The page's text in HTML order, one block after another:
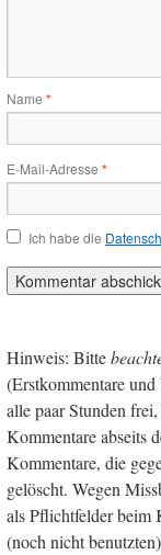
Name *
E-Mail-Adresse *
Ich habe die
Hinweis: Bitte
(Erstkommentare
alle paar Stunden
Kommentare abseits
Kommentare, die
gelöscht. Wegen
als Pflichtfelder beim
(noch nicht